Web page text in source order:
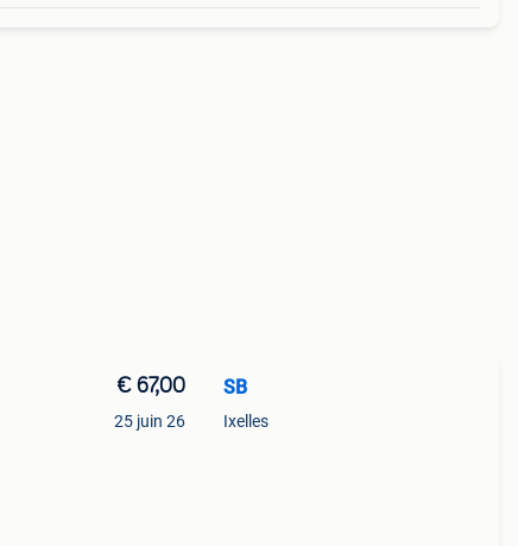
€ 67,00
25 juin 26
SB
Ixelles